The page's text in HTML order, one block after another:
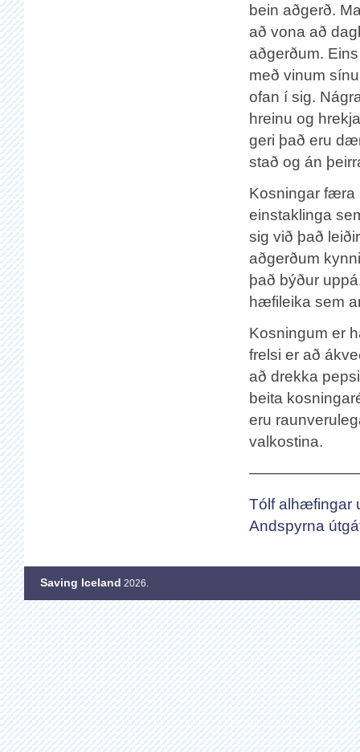
bein aðgerð.
að vona að
aðgerðum.
með vinum
ofan í sig.
hreinu og
geri það eru
stað og án
Kosningar færa
einstaklinga
sig við það
aðgerðum
það býður
hæfileika sem
Kosningum er
frelsi er að
að drekka
beita
eru
valkostina.
Tólf alhæfingar
Andspyrna
Saving Iceland 2026.